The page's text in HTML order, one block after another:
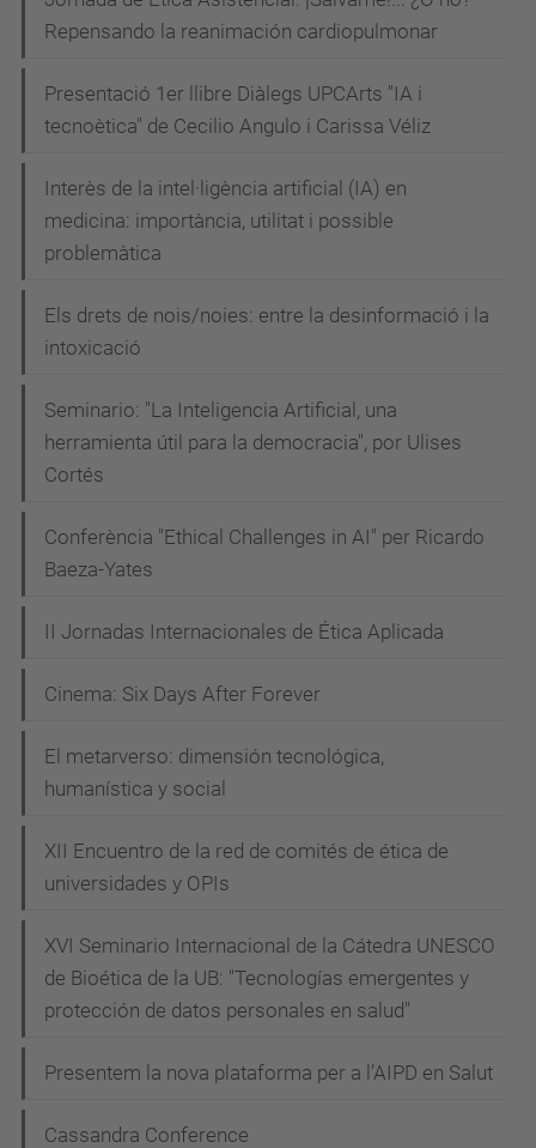
Repensando la reanimación cardiopulmonar
Presentació 1er llibre Diàlegs UPCArts "IA i
tecnoètica" de Cecilio Angulo i Carissa Véliz
Interès de la intel·ligència artificial (IA) en
medicina: importància, utilitat i possible
problemàtica
Els drets de nois/noies: entre la desinformació i la
intoxicació
Seminario: "La Inteligencia Artificial, una
herramienta útil para la democracia", por Ulises
Cortés
Conferència "Ethical Challenges in AI" per Ricardo
Baeza-Yates
II Jornadas Internacionales de Ética Aplicada
Cinema: Six Days After Forever
El metarverso: dimensión tecnológica,
humanística y social
XII Encuentro de la red de comités de ética de
universidades y OPIs
XVI Seminario Internacional de la Cátedra UNESCO
de Bioética de la UB: "Tecnologías emergentes y
protección de datos personales en salud"
Presentem la nova plataforma per a l’AIPD en Salut
Cassandra Conference